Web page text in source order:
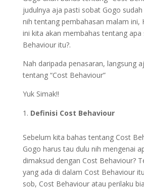
judulnya aja pasti sobat Gogo
nih tentang pembahasan malam ini,
ini kita akan membahas tentang apa
Behaviour itu?.
Nah daripada penasaran, langsung
tentang “Cost Behaviour”
Yuk Simak!!
Definisi Cost Behaviour
Sebelum kita bahas tentang Cost
Gogo harus tau dulu nih mengenai
dimaksud dengan Cost Behaviour?
yang ada di dalam Cost Behaviour
sob, Cost Behaviour atau perilaku